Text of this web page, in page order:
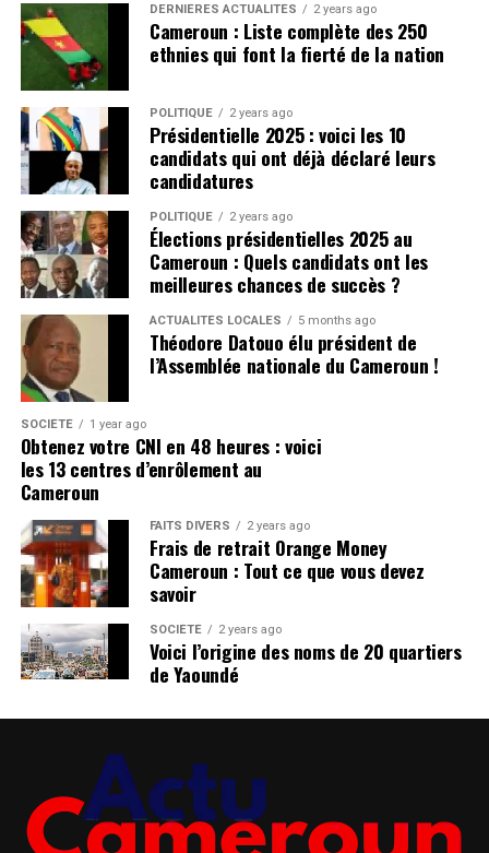
DERNIÈRES ACTUALITÉS 2 years ago
Cameroun : Liste complète des 250
ethnies qui font la fierté de la nation
POLITIQUE 2 years ago
Présidentielle 2025 : voici les 10
candidats qui ont déjà déclaré leurs
candidatures
POLITIQUE 2 years ago
Élections présidentielles 2025 au
Cameroun : Quels candidats ont les
meilleures chances de succès ?
ACTUALITÉS LOCALES 5 months ago
Théodore Datouo élu président de
l’Assemblée nationale du Cameroun !
SOCIÉTÉ 1 year ago
Obtenez votre CNI en 48 heures : voici
les 13 centres d’enrôlement au
Cameroun
FAITS DIVERS 2 years ago
Frais de retrait Orange Money
Cameroun : Tout ce que vous devez
savoir
SOCIÉTÉ 2 years ago
Voici l’origine des noms de 20 quartiers
de Yaoundé